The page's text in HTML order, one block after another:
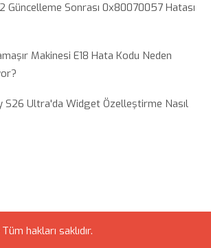
Güncelleme Sonrası 0x80070057 Hatası
Makinesi E18 Hata Kodu Neden
S26 Ultra'da Widget Özelleştirme Nasıl
hakları saklıdır.